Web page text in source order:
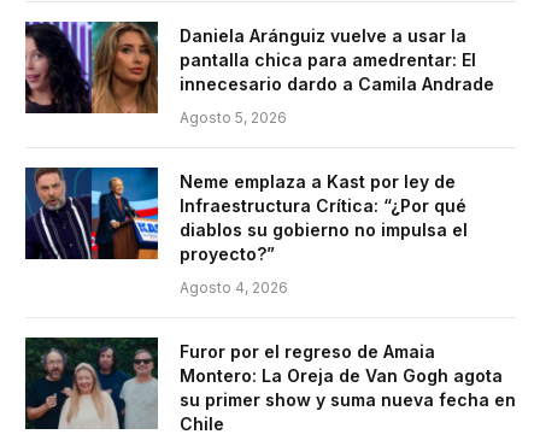
Daniela Aránguiz vuelve a usar la
pantalla chica para amedrentar: El
innecesario dardo a Camila Andrade
Agosto 5, 2026
Neme emplaza a Kast por ley de
Infraestructura Crítica: “¿Por qué
diablos su gobierno no impulsa el
proyecto?”
Agosto 4, 2026
Furor por el regreso de Amaia
Montero: La Oreja de Van Gogh agota
su primer show y suma nueva fecha en
Chile